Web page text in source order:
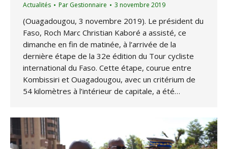
Actualités Par Gestionnaire 3 novembre 2019
(Ouagadougou, 3 novembre 2019). Le président du
Faso, Roch Marc Christian Kaboré a assisté, ce
dimanche en fin de matinée, à l’arrivée de la
dernière étape de la 32e édition du Tour cycliste
international du Faso. Cette étape, courue entre
Kombissiri et Ouagadougou, avec un critérium de
54 kilomètres à l’intérieur de capitale, a été…